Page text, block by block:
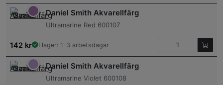
Daniel Smith Akvarellfärg
Ultramarine Red 600107
142 kr I lager: 1-3 arbetsdagar
Daniel Smith Akvarellfärg
Ultramarine Violet 600108